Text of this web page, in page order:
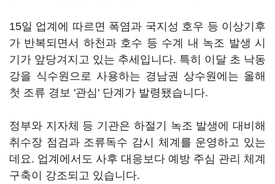
15일 업계에 따르면 폭염과 국지성 호우 등 이상기후
가 반복되면서 하천과 호수 등 수계 내 녹조 발생 시
기가 앞당겨지고 있는 추세입니다. 특히 이달 초 낙동
강을 식수원으로 사용하는 경남권 상수원에는 올해
첫 조류 경보 '관심' 단계가 발령됐습니다.
정부와 지자체 등 기관은 하절기 녹조 발생에 대비해
취수장 점검과 조류독수 감시 체계를 운영하고 있는
데요. 업계에서도 사후 대응보다 예방 주심 관리 체계
구축이 강조되고 있습니다.